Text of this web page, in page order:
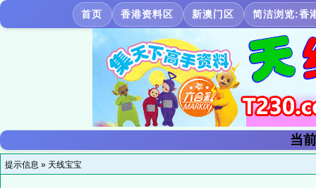
首页 香港资料区 新澳门区 简洁浏览:香
当
提示信息 » 天线宝宝